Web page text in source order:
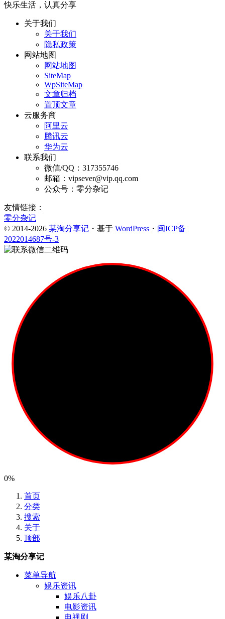
快乐生活，认真分享
关于我们
关于我们
隐私政策
网站地图
网站地图
SiteMap
WpSiteMap
文章归档
置顶文章
云服务商
阿里云
腾讯云
华为云
联系我们
微信/QQ：317355746
邮箱：vipsever@vip.qq.com
公众号：零分杂记
友情链接：
零分杂记
© 2014-2026 某淘分享记 ・基于 WordPress ・ 闽ICP备
2022014687号-3
0%
首页
分类
搜索
关于
顶部
某淘分享记
菜单导航
娱乐资讯
娱乐八卦
电影资讯